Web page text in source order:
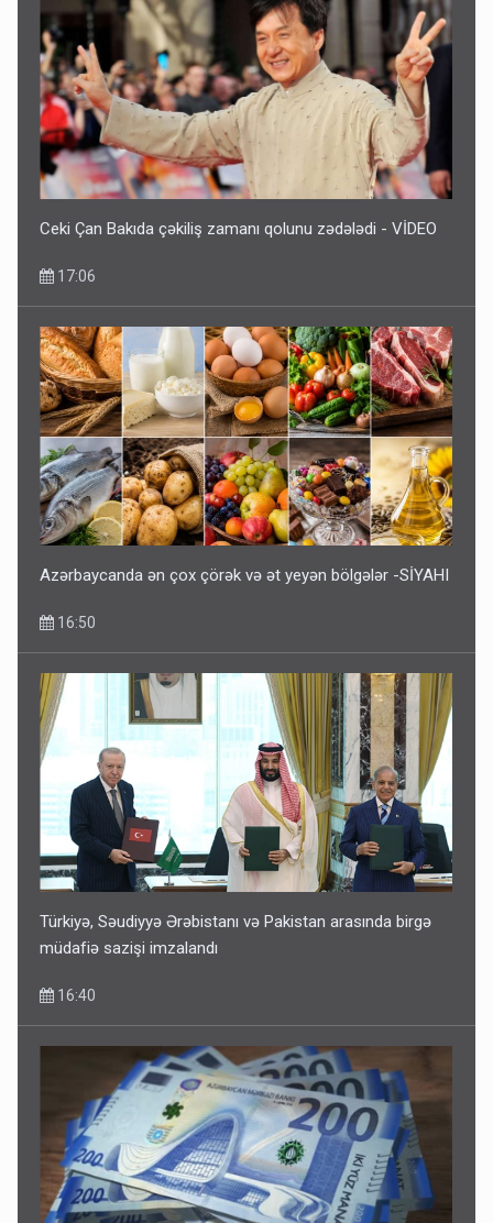
Media və Yayım Şurasına əlavə hüquq və vəzifələr verilib
13:24
Kartdan karta istədiyiniz qədər köçürmə edə bilərsiniz -
VİDEO
11:06
Ceki Çan Bakıda çəkiliş zamanı qolunu zədələdi - VİDEO
17:06
Azərbaycanda ən çox çörək və ət yeyən bölgələr -SİYAHI
16:50
Türkiyə, Səudiyyə Ərəbistanı və Pakistan arasında birgə
müdafiə sazişi imzalandı
16:40